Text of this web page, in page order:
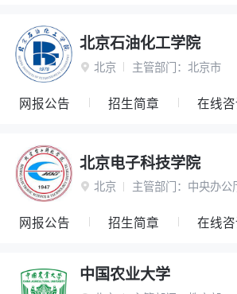
北京石油化工学院
 北京 主管部门： 北京市
网报公告 招生简章 在线
北京电子科技学院
 北京 主管部门： 中央办公
网报公告 招生简章 在线
中国农业大学